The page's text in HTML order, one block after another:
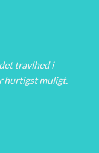
travlhed i
hurtigst muligt.